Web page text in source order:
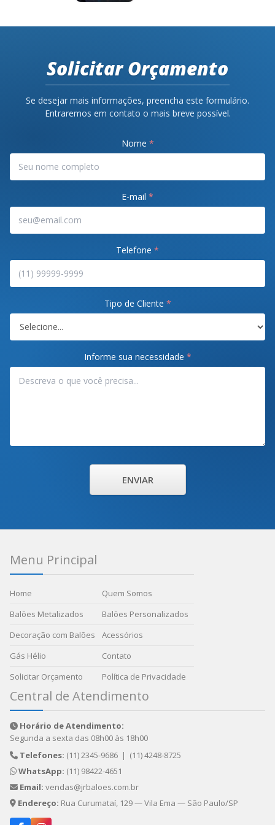
Solicitar Orçamento
Se desejar mais informações, preencha este formulário.
Entraremos em contato o mais breve possível.
Nome *
E-mail *
Telefone *
Tipo de Cliente *
Informe sua necessidade *
ENVIAR
Menu Principal
Home
Balões Metalizados
Decoração com Balões
Gás Hélio
Solicitar Orçamento
Quem Somos
Balões Personalizados
Acessórios
Contato
Política de Privacidade
Central de Atendimento
Horário de Atendimento:
Segunda a sexta das 08h00 às 18h00
Telefones: (11) 2345-9686 | (11) 4248-8725
WhatsApp: (11) 98422-4651
Email: vendas@jrbaloes.com.br
Endereço: Rua Curumataí, 129 — Vila Ema — São Paulo/SP